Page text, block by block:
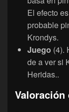
El efecto
probable
Krondys.
Juego (4).
de a ver si
Heridas..
Valoración